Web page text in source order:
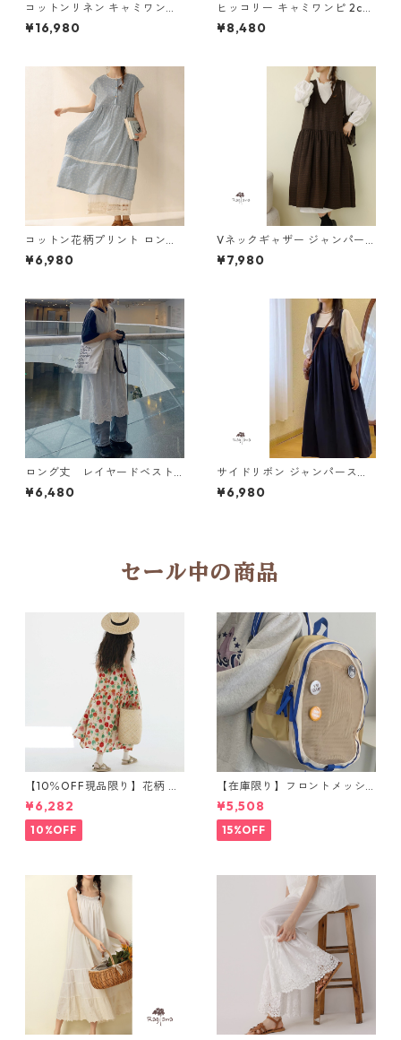
コットンリネン キャミワンピ
M 2col 250325
¥16,980
ヒッコリー キャミワンピ 2col
Y 260107
¥8,480
コットン花柄プリント ロング
ワンピース 4col H 260053
¥6,980
Vネックギャザー ジャンパー
スカート 3col Y 260024
¥7,980
ロング丈 レイヤードベスト
N VB101
¥6,480
サイドリボン ジャンパースカ
ートセットY 25060
¥6,980
セール中の商品
【10％OFF現品限り】花柄 ノ
ースリーブワンピース 1076
8
¥6,282
10%OFF
【在庫限り】フロントメッシ
ュ バックパック M 2col 11170
¥5,508
15%OFF